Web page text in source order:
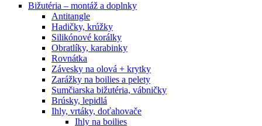
Bižutéria – montáž a doplnky
Antitangle
Hadičky, krúžky
Silikónové korálky
Obratlíky, karabinky
Rovnátka
Závesky na olová + krytky
Zarážky na boilies a pelety
Sumčiarska bižutéria, vábničky
Brúsky, lepidlá
Ihly, vrtáky, doťahovače
Ihly na boilies